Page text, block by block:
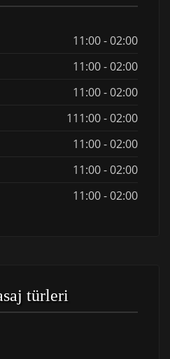
11:00 - 02:00
11:00 - 02:00
11:00 - 02:00
111:00 - 02:00
11:00 - 02:00
11:00 - 02:00
11:00 - 02:00
türleri